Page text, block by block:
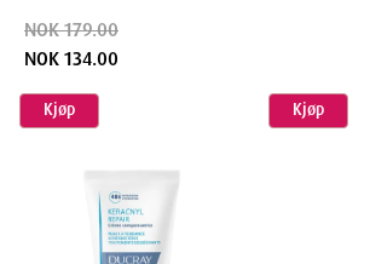
Weight
NOK 179.00
NOK 134.00
Kjøp Kjøp